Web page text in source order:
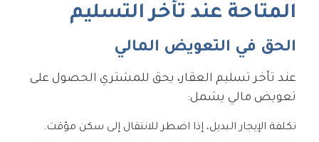
المتاحة عند تأخر التسليم
الحق في التعويض المالي
عند تأخر تسليم العقار، يحق للمشتري الحصول على
تعويض مالي يشمل:
تكلفة الإيجار البديل، إذا اضطر للانتقال إلى سكن مؤقت.